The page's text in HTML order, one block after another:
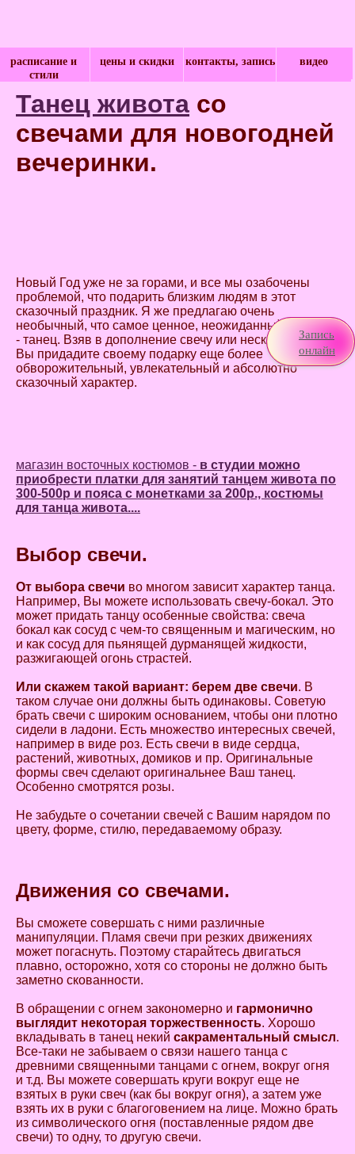
расписание и
стили
цены и скидки контакты, запись видео
Запись
онлайн
Танец живота со
свечами для новогодней
вечеринки.
Новый Год уже не за горами, и все мы озабочены
проблемой, что подарить близким людям в этот
сказочный праздник. Я же предлагаю очень
необычный, что самое ценное, неожиданный подарок
- танец. Взяв в дополнение свечу или несколько свеч,
Вы придадите своему подарку еще более
обворожительный, увлекательный и абсолютно
сказочный характер.
магазин восточных костюмов - в студии можно
приобрести платки для занятий танцем живота по
300-500р и пояса с монетками за 200р., костюмы
для танца живота....
Выбор свечи.
От выбора свечи во многом зависит характер танца.
Например, Вы можете использовать свечу-бокал. Это
может придать танцу особенные свойства: свеча
бокал как сосуд с чем-то священным и магическим, но
и как сосуд для пьянящей дурманящей жидкости,
разжигающей огонь страстей.
Или скажем такой вариант: берем две свечи. В
таком случае они должны быть одинаковы. Советую
брать свечи с широким основанием, чтобы они плотно
сидели в ладони. Есть множество интересных свечей,
например в виде роз. Есть свечи в виде сердца,
растений, животных, домиков и пр. Оригинальные
формы свеч сделают оригинальнее Ваш танец.
Особенно смотрятся розы.
Не забудьте о сочетании свечей с Вашим нарядом по
цвету, форме, стилю, передаваемому образу.
Движения со свечами.
Вы сможете совершать с ними различные
манипуляции. Пламя свечи при резких движениях
может погаснуть. Поэтому старайтесь двигаться
плавно, осторожно, хотя со стороны не должно быть
заметно скованности.
В обращении с огнем закономерно и гармонично
выглядит некоторая торжественность. Хорошо
вкладывать в танец некий сакраментальный смысл.
Все-таки не забываем о связи нашего танца с
древними священными танцами с огнем, вокруг огня
и т.д. Вы можете совершать круги вокруг еще не
взятых в руки свеч (как бы вокруг огня), а затем уже
взять их в руки с благоговением на лице. Можно брать
из символического огня (поставленные рядом две
свечи) то одну, то другую свечи.